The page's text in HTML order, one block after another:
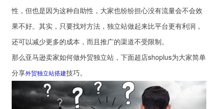
性，但也是因为这种自助性，大家也纷纷担心没有流量会不会效
果不好。其实，只要找对方法，独立站做起来比平台更有利润，
还可以减少更多的成本，而且推广的渠道不受限制。
那么亚马逊卖家如何做外贸独立站，下面超店shoplus为大家简单
分享外贸独立站搭建技巧。